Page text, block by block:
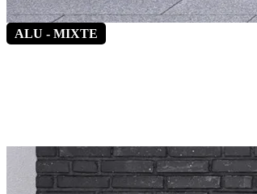
ALU - MIXTE